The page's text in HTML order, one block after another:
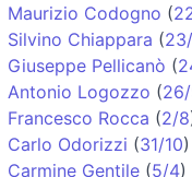
Maurizio Codogno (
Silvino Chiappara (
Giuseppe Pellicanò (
Antonio Logozzo (
Francesco Rocca (2/8
Carlo Odorizzi (31/10)
Carmine Gentile (5/4)